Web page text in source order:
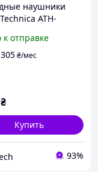
наушники
ATH-
к отправке
₴/мес
₴
Купить
93%